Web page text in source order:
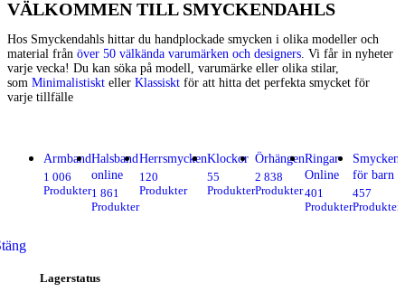
VÄLKOMMEN TILL SMYCKENDAHLS
Hos Smyckendahls hittar du handplockade smycken i olika modeller och
material från över 50 välkända varumärken och designers. Vi får in nyheter
varje vecka! Du kan söka på modell, varumärke eller olika stilar,
som Minimalistiskt eller Klassiskt för att hitta det perfekta smycket för
varje tillfälle
Armband
1 006
Produkter
Halsband
online
1 861
Produkter
Herrsmycken
120
Produkter
Klockor
55
Produkter
Örhängen
2 838
Produkter
Ringar
Online
401
Produkter
Smycken
för barn
457
Produkter
Lagerstatus